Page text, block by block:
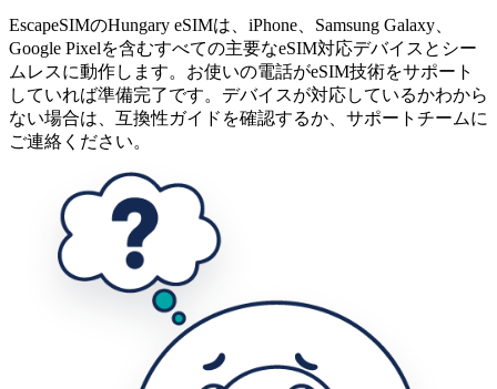
EscapeSIMのHungary eSIMは、iPhone、Samsung Galaxy、
Google Pixelを含むすべての主要なeSIM対応デバイスとシー
ムレスに動作します。お使いの電話がeSIM技術をサポート
していれば準備完了です。デバイスが対応しているかわから
ない場合は、互換性ガイドを確認するか、サポートチームに
ご連絡ください。